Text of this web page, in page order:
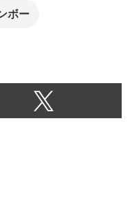
ボー